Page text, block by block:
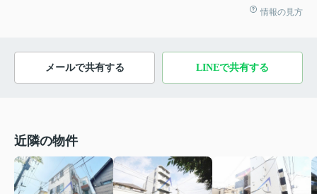
情報の見方
メールで共有する LINEで共有する
近隣の物件